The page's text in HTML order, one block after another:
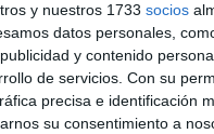
y nuestros 1733 socios
datos personales,
y contenido
de servicios. Con su
precisa e identificación
su consentimiento a